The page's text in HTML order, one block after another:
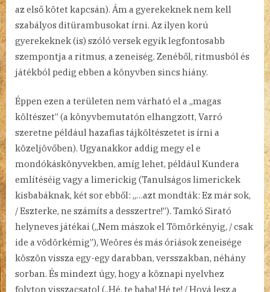
az első kötet kapcsán). Ám a gyerekeknek nem kell
szabályos ditürambusokat írni. Az ilyen korú
gyerekeknek (is) szóló versek egyik legfontosabb
szempontja a ritmus, a zeneiség. Zenéből, ritmusból és
játékból pedig ebben a könyvben sincs hiány.
Éppen ezen a területen nem várható el a „magas
költészet” (a könyvbemutatón elhangzott, Varró
szeretne például hazafias tájköltészetet is írni a
közeljövőben). Ugyanakkor addig megy el e
mondókáskönyvekben, amíg lehet, például Kundera
említéséig vagy a limerickig (Tanulságos limerickek
kisbabáknak, két sor ebből: „…azt mondták: Ez már sok,
/ Eszterke, ne számíts a desszertre!”). Tamkó Sirató
helyneves játékai („Nem mászok el Tömörkényig, / csak
ide a vödörkémig”), Weöres és más óriások zeneisége
köszön vissza egy-egy darabban, versszakban, néhány
sorban. És mindezt úgy, hogy a köznapi nyelvhez
folyton visszacsatol („Hé, te baba! Hé te! / Hová lesz a